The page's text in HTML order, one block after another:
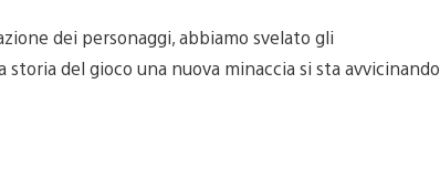
dei personaggi, abbiamo svelato gli
del gioco una nuova minaccia si sta avvicinando